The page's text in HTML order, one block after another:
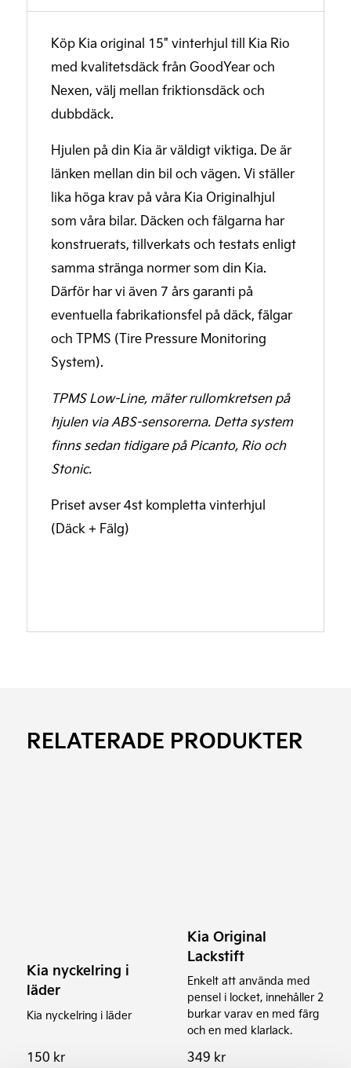
Köp Kia original 15" vinterhjul till Kia Rio
med kvalitetsdäck från GoodYear och
Nexen, välj mellan friktionsdäck och
dubbdäck.
Hjulen på din Kia är väldigt viktiga. De är
länken mellan din bil och vägen. Vi ställer
lika höga krav på våra Kia Originalhjul
som våra bilar. Däcken och fälgarna har
konstruerats, tillverkats och testats enligt
samma stränga normer som din Kia.
Därför har vi även 7 års garanti på
eventuella fabrikationsfel på däck, fälgar
och TPMS (Tire Pressure Monitoring
System).
TPMS Low-Line, mäter rullomkretsen på
hjulen via ABS-sensorerna. Detta system
finns sedan tidigare på Picanto, Rio och
Stonic.
Priset avser 4st kompletta vinterhjul
(Däck + Fälg)
RELATERADE PRODUKTER
Kia nyckelring i
läder
Kia nyckelring i läder
150 kr
Kia Original
Lackstift
Enkelt att använda med
pensel i locket, innehåller 2
burkar varav en med färg
och en med klarlack.
349 kr